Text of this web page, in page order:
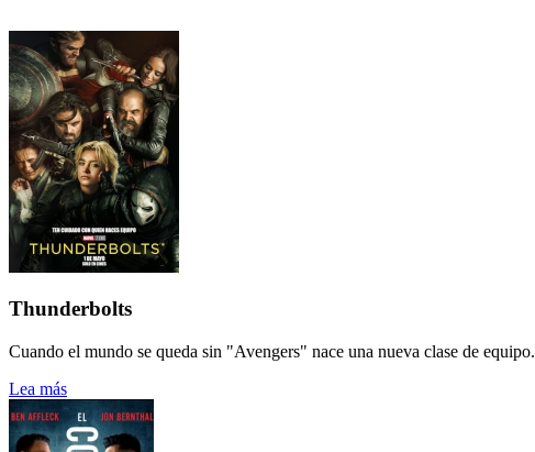
Thunderbolts
Cuando el mundo se queda sin "Avengers" nace una nueva clase de equipo.
Lea más